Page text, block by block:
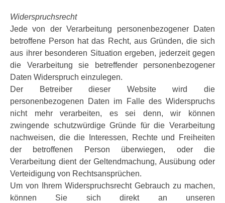
Widerspruchsrecht
Jede von der Verarbeitung personenbezogener Daten
betroffene Person hat das Recht, aus Gründen, die sich
aus ihrer besonderen Situation ergeben, jederzeit gegen
die Verarbeitung sie betreffender personenbezogener
Daten Widerspruch einzulegen.
Der Betreiber dieser Website wird die
personenbezogenen Daten im Falle des Widerspruchs
nicht mehr verarbeiten, es sei denn, wir können
zwingende schutzwürdige Gründe für die Verarbeitung
nachweisen, die die Interessen, Rechte und Freiheiten
der betroffenen Person überwiegen, oder die
Verarbeitung dient der Geltendmachung, Ausübung oder
Verteidigung von Rechtsansprüchen.
Um von Ihrem Widerspruchsrecht Gebrauch zu machen,
können Sie sich direkt an unseren